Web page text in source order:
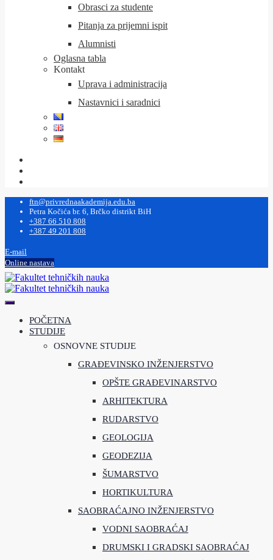
Obrasci za studente
Pitanja za prijemni ispit
Alumnisti
Oglasna tabla
Kontakt
Uprava i administracija
Nastavnici i saradnici
ftn@privrednaakademija.edu.ba
Petra Kočića br. 6, Brčko distrikt BiH
+387 66 510 808
+387 49 201 808
E-mail
Online nastava
POČETNA
STUDIJE
OSNOVNE STUDIJE
GRAĐEVINSKO INŽENJERSTVO
OPŠTE GRAĐEVINARSTVO
ARHITEKTURA
RUDARSTVO
GEOLOGIJA
GEODEZIJA
ŠUMARSTVO
HORTIKULTURA
SAOBRAĆAJNO INŽENJERSTVO
VODNI SAOBRAĆAJ
DRUMSKI I GRADSKI SAOBRAĆAJ